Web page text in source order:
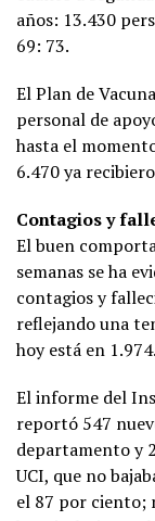
años: 13.430
69: 73.
El Plan de
personal de
hasta el
6.470 ya
Contagios y
El buen
semanas se ha
contagios y
reflejando una
hoy está en 1.974.
El informe del
reportó 547
departamento y
UCI, que no
el 87 por ciento;